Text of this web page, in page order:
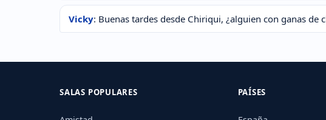
Vicky: Buenas tardes desde Chiriqui, ¿alguien con ganas de
SALAS POPULARES PAÍSES